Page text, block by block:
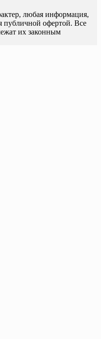
любая информация,
публичной офертой. Все
их законным